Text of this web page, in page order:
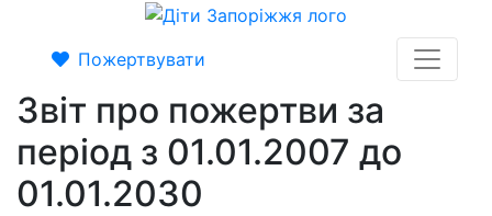
Пожертвувати
Звіт про пожертви за
період з 01.01.2007 до
01.01.2030